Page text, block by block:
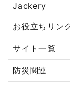
Jackery
お役立ちリン
サイト一覧
防災関連